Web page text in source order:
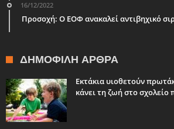
16/12/2022
Προσοχή: Ο ΕΟΦ ανακαλεί αντιβηχικό
ΔΗΜΟΦΙΛΉ ΆΡΘΡΑ
Εκτάκια υιοθετούν
κάνει τη ζωή στο σχολείο